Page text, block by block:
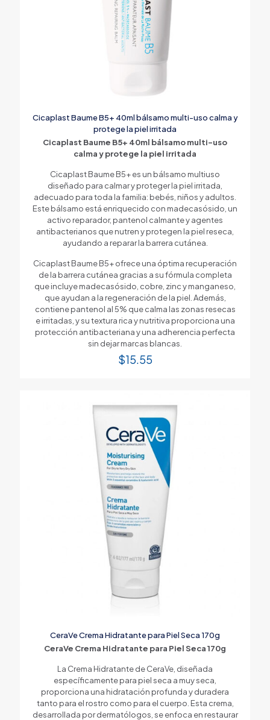
Cicaplast Baume B5+ 40ml bálsamo multi-uso calma y
protege la piel irritada
Cicaplast Baume B5+ 40ml bálsamo multi-uso
calma y protege la piel irritada
Cicaplast Baume B5+ es un bálsamo multiuso
diseñado para calmar y proteger la piel irritada,
adecuado para toda la familia: bebés, niños y adultos.
Este bálsamo está enriquecido con madecasósido, un
activo reparador, pantenol calmante y agentes
antibacterianos que nutren y protegen la piel reseca,
ayudando a reparar la barrera cutánea.
Cicaplast Baume B5+ ofrece una óptima recuperación
de la barrera cutánea gracias a su fórmula completa
que incluye madecasósido, cobre, zinc y manganeso,
que ayudan a la regeneración de la piel. Además,
contiene pantenol al 5% que calma las zonas resecas
e irritadas, y su textura rica y nutritiva proporciona una
protección antibacteriana y una adherencia perfecta
sin dejar marcas blancas.
$15.55
CeraVe Crema Hidratante para Piel Seca 170g
CeraVe Crema Hidratante para Piel Seca 170g
La Crema Hidratante de CeraVe, diseñada
específicamente para piel seca a muy seca,
proporciona una hidratación profunda y duradera
tanto para el rostro como para el cuerpo. Esta crema,
desarrollada por dermatólogos, se enfoca en restaurar